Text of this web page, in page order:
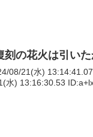
刻の花火は引いた
08/21(水)
水) 13:16:30.53